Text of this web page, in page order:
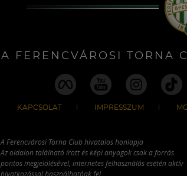
A FERENCVÁROSI TORNA
KAPCSOLAT IMPRESSZUM
A Ferencvárosi Torna Club hivatalos honlapja
Az oldalon található írott és képi anyagok csak a forrás
pontos megjelölésével, internetes felhasználás esetén aktív
hivatkozással használhatóak fel.